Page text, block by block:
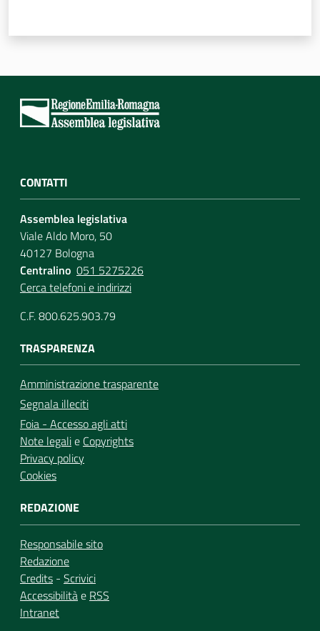
CONTATTI
Assemblea legislativa
Viale Aldo Moro, 50
40127 Bologna
Centralino 051 5275226
Cerca telefoni e indirizzi
C.F. 800.625.903.79
TRASPARENZA
Amministrazione trasparente
Segnala illeciti
Foia - Accesso agli atti
Note legalie Copyrights
Privacy policy
Cookies
REDAZIONE
Responsabile sito
Redazione
Credits - Scrivici
Accessibilitàe RSS
Intranet